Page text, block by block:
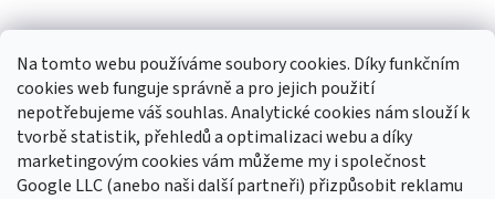
Na tomto webu používáme soubory cookies. Díky funkčním
cookies web funguje správně a pro jejich použití
nepotřebujeme váš souhlas. Analytické cookies nám slouží k
tvorbě statistik, přehledů a optimalizaci webu a díky
marketingovým cookies vám můžeme my i společnost
Google LLC (anebo naši další partneři) přizpůsobit reklamu
Sledovat na Instagramu